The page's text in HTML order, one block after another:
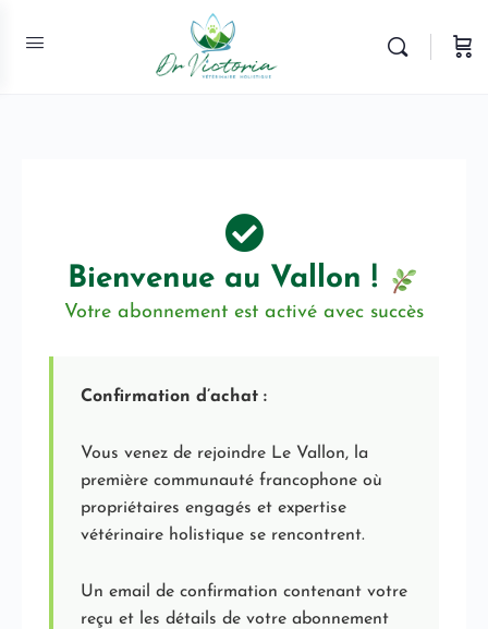
Bienvenue au Vallon !
Votre abonnement est activé avec succès
Confirmation d’achat :
Vous venez de rejoindre Le Vallon, la
première communauté francophone où
propriétaires engagés et expertise
vétérinaire holistique se rencontrent.
Un email de confirmation contenant votre
reçu et les détails de votre abonnement